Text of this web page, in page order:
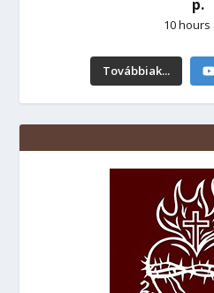
р.
10 hours
Továbbiak...